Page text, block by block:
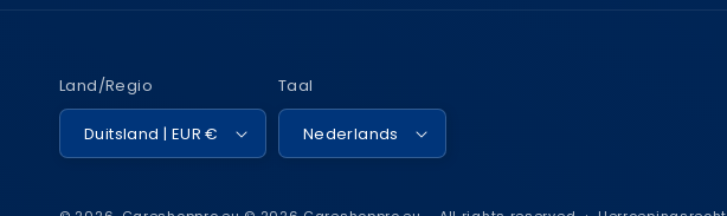
Land/Regio
Duitsland | EUR €
Taal
Nederlands